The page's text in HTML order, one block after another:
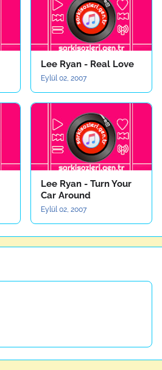
Lee Ryan - Real Love
Eylül 02, 2007
Lee Ryan - Turn Your
Car Around
Eylül 02, 2007